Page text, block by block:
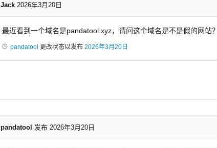
Jack 2026年3月20日
最近看到一个域名是pandatool.xyz，请问这个域名是不是假的网站？
pandatool 更改状态以发布 2026年3月20日
pandatool 发布 2026年3月20日